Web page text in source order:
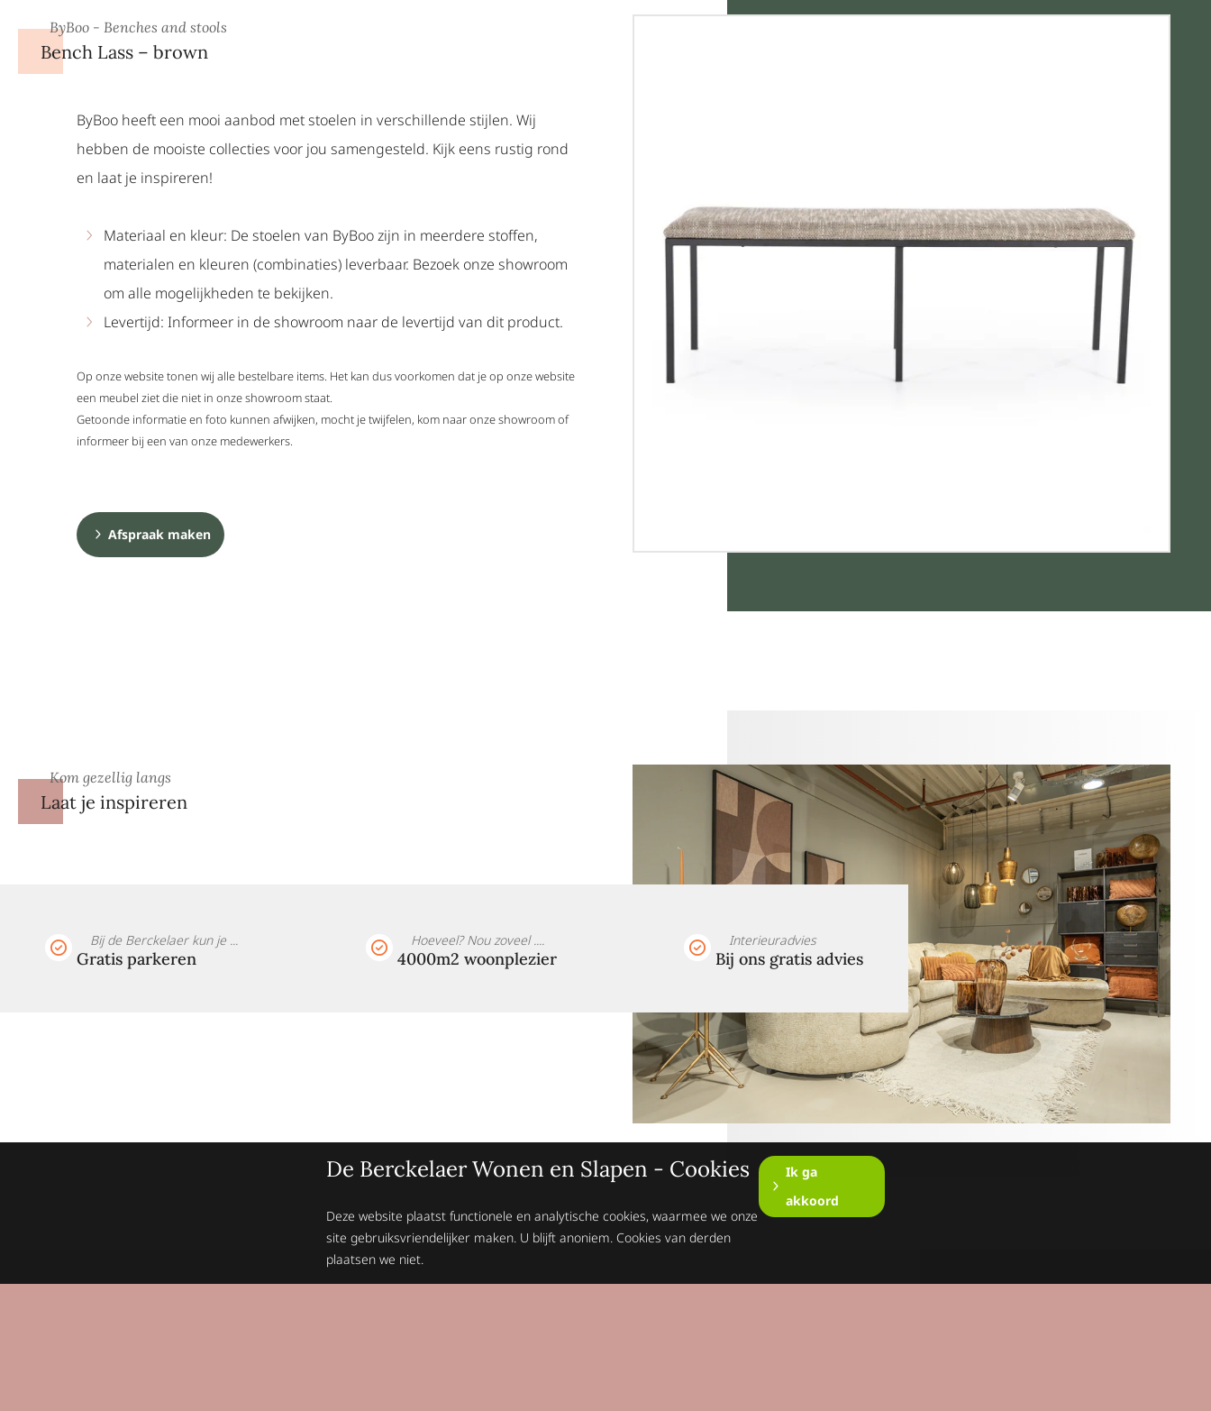
ByBoo - Benches and stools
Bench Lass – brown
ByBoo heeft een mooi aanbod met stoelen in verschillende stijlen. Wij
hebben de mooiste collecties voor jou samengesteld. Kijk eens rustig rond
en laat je inspireren!
Materiaal en kleur: De stoelen van ByBoo zijn in meerdere stoffen,
materialen en kleuren (combinaties) leverbaar. Bezoek onze showroom
om alle mogelijkheden te bekijken.
Levertijd: Informeer in de showroom naar de levertijd van dit product.
Op onze website tonen wij alle bestelbare items. Het kan dus voorkomen dat je op onze website
een meubel ziet die niet in onze showroom staat.
Getoonde informatie en foto kunnen afwijken, mocht je twijfelen, kom naar onze showroom of
informeer bij een van onze medewerkers.
Afspraak maken
Kom gezellig langs
Laat je inspireren
Bij de Berckelaer kun je ...
Gratis parkeren
Hoeveel? Nou zoveel ....
4000m2 woonplezier
Interieuradvies
Bij ons gratis advies
De Berckelaer Wonen en Slapen - Cookies
Deze website plaatst functionele en analytische cookies, waarmee we onze
site gebruiksvriendelijker maken. U blijft anoniem. Cookies van derden
plaatsen we niet.
Ik ga
akkoord